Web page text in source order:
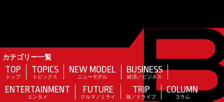
カテゴリー一覧
TOP
トップ
TOPICS
トピックス
NEW MODEL
ニューモデル
BUSINESS
経済／ビジネス
ENTERTAINMENT
エンタメ
FUTURE
クルマノミライ
TRIP
旅／ドライブ
COLUMN
コラム